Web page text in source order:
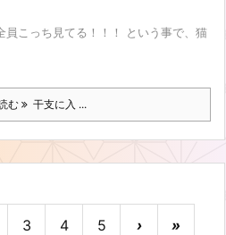
こっち見てる！！！ という事で、猫
む 干支に入 ...
3 4 5 › »